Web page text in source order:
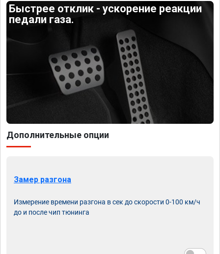
Быстрее отклик - ускорение реакции
педали газа.
Дополнительные опции
Замер разгона
Измерение времени разгона в сек до скорости 0-100 км/ч
до и после чип тюнинга